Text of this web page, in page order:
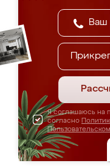
Я соглашаюсь на
согласно